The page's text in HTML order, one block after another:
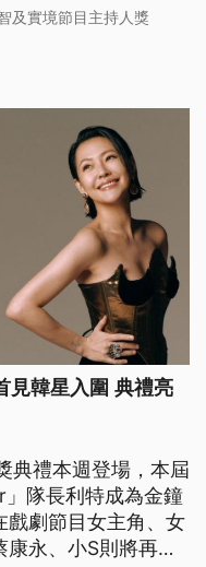
節目主持人獎。
及實境節目主持人獎
見韓星入圍 典禮亮
典禮本週登場，本屆
隊長利特成為金鐘
戲劇節目女主角、女
永、小S則將再度